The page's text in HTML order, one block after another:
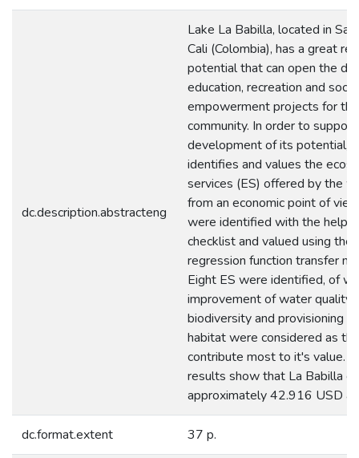
dc.description.abstracteng
Lake La Babilla, located in
Cali (Colombia), has a great
potential that can open the
education, recreation and social
empowerment projects for
community. In order to
development of its potential,
identifies and values the
services (ES) offered by the
from an economic point of
were identified with the help
checklist and valued using the
regression function transfer
Eight ES were identified, of
improvement of water quality,
biodiversity and provisioning
habitat were considered as
contribute most to it's value.
results show that La Babilla
approximately 42.916 USD
dc.format.extent 37 p.